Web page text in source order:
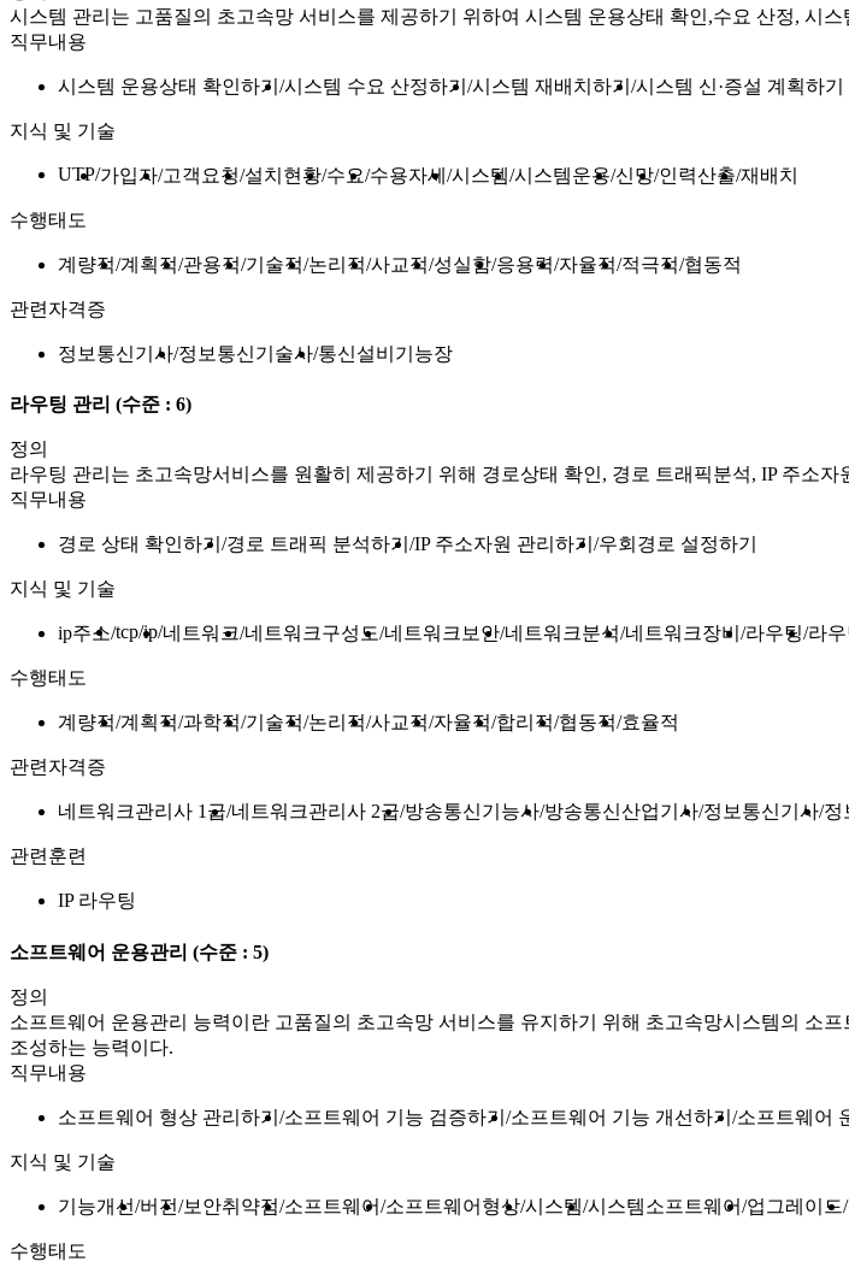
시스템 관리는 고품질의 초고속망 서비스를 제공하기 위하여 시스템 운용상태 확인,수요 산정, 시
직무내용
시스템 운용상태 확인하기 시스템 수요 산정하기 시스템 재배치하기 시스템 신·증설 계획하기
지식 및 기술
UTP 가입자 고객요청 설치현황 수요 수용자세 시스템 시스템운용 신망 인력산출 재배치
수행태도
계량적 계획적 관용적 기술적 논리적 사교적 성실함 응용력 자율적 적극적 협동적
관련자격증
정보통신기사 정보통신기술사 통신설비기능장
라우팅 관리 (수준 : 6)
정의
라우팅 관리는 초고속망서비스를 원활히 제공하기 위해 경로상태 확인, 경로 트래픽분석, IP 주소
직무내용
경로 상태 확인하기 경로 트래픽 분석하기 IP 주소자원 관리하기 우회경로 설정하기
지식 및 기술
ip주소 tcp/ip 네트워크 네트워크구성도 네트워크보안 네트워크분석 네트워크장비 라우팅 라
수행태도
계량적 계획적 과학적 기술적 논리적 사교적 자율적 합리적 협동적 효율적
관련자격증
네트워크관리사 1급 네트워크관리사 2급 방송통신기능사 방송통신산업기사 정보통신기사 정
관련훈련
IP 라우팅
소프트웨어 운용관리 (수준 : 5)
정의
소프트웨어 운용관리 능력이란 고품질의 초고속망 서비스를 유지하기 위해 초고속망시스템의 소
조성하는 능력이다.
직무내용
소프트웨어 형상 관리하기 소프트웨어 기능 검증하기 소프트웨어 기능 개선하기 소프트웨어
지식 및 기술
기능개선 버전 보안취약점 소프트웨어 소프트웨어형상 시스템 시스템소프트웨어 업그레이드
수행태도